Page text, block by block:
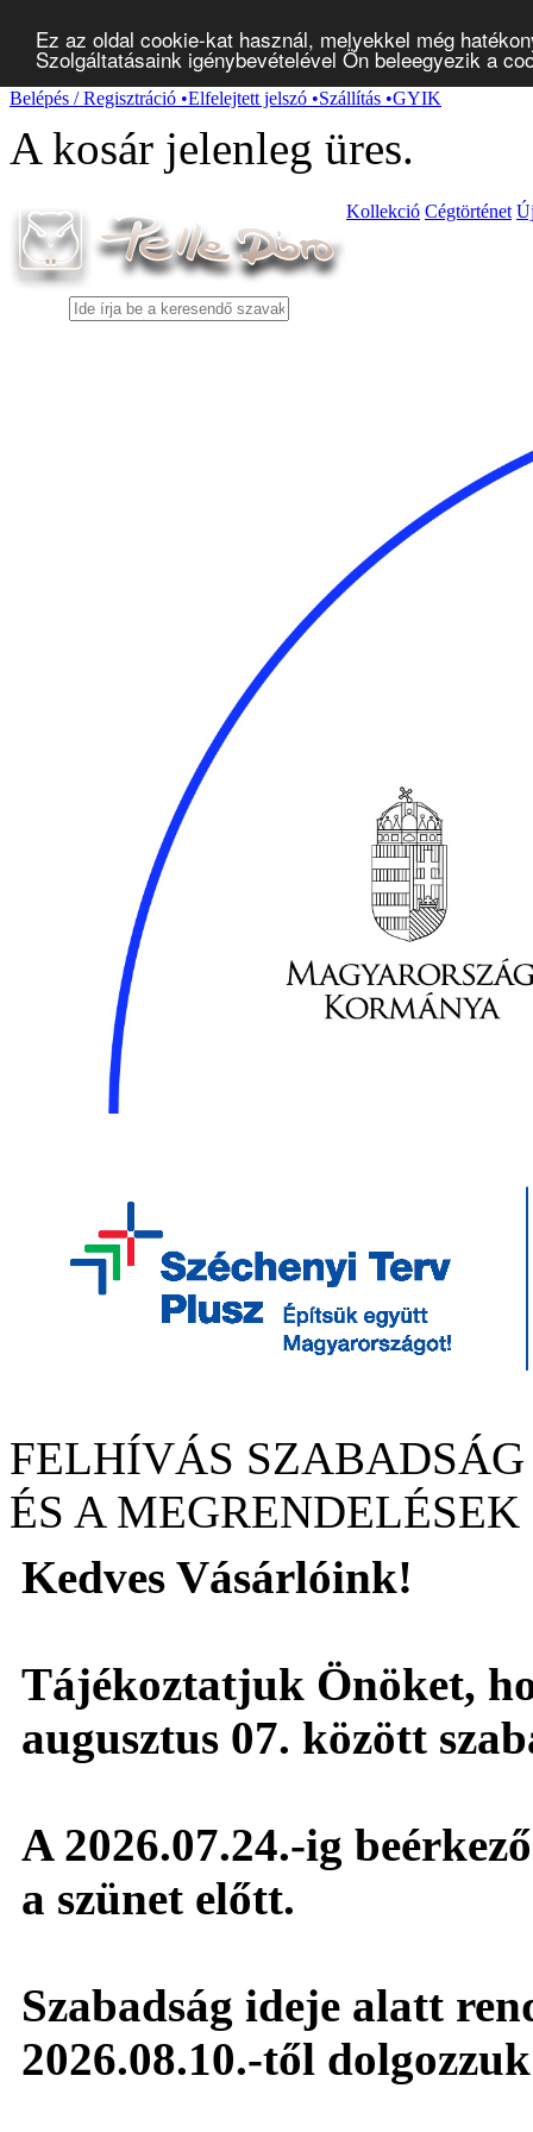
Ez az oldal cookie-kat használ, melyekkel még
Szolgáltatásaink igénybevételével Ön beleegyezik a
Belépés / Regisztráció •Elfelejtett jelszó •Szállítás •GYIK
A kosár jelenleg üres.
Kollekció Cégtörténet
FELHÍVÁS
ÉS A
Kedves Vásárlóink!
Tájékoztatjuk Önöket,
augusztus 07. között
A 2026.07.24.-ig
a szünet előtt.
Szabadság ideje alatt
2026.08.10.-től